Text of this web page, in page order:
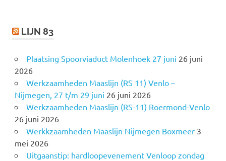
LIJN 83
Plaatsing Spoorviaduct Molenhoek 27 juni 26 juni
2026
Werkzaamheden Maaslijn (RS 11) Venlo –
Nijmegen, 27 t/m 29 juni 26 juni 2026
Werkzaamheden Maaslijn (RS-11) Roermond-Venlo
26 juni 2026
Werkkzaamheden Maaslijn Nijmegen Boxmeer 3
mei 2026
Uitgaanstip: hardloopevenement Venloop zondag